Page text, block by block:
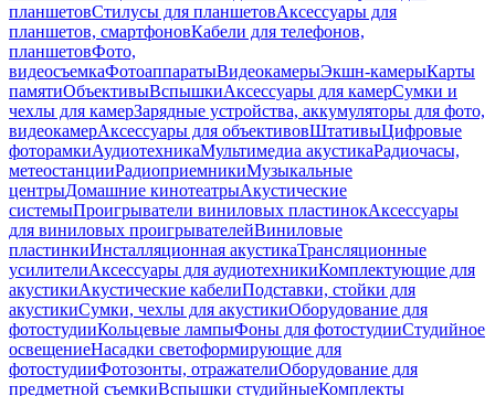
планшетовСтилусы для планшетовАксессуары для
планшетов, смартфоновКабели для телефонов,
планшетовФото,
видеосъемкаФотоаппаратыВидеокамерыЭкшн-камерыКарты
памятиОбъективыВспышкиАксессуары для камерСумки и
чехлы для камерЗарядные устройства, аккумуляторы для фото,
видеокамерАксессуары для объективовШтативыЦифровые
фоторамкиАудиотехникаМультимедиа акустикаРадиочасы,
метеостанцииРадиоприемникиМузыкальные
центрыДомашние кинотеатрыАкустические
системыПроигрыватели виниловых пластинокАксессуары
для виниловых проигрывателейВиниловые
пластинкиИнсталляционная акустикаТрансляционные
усилителиАксессуары для аудиотехникиКомплектующие для
акустикиАкустические кабелиПодставки, стойки для
акустикиСумки, чехлы для акустикиОборудование для
фотостудииКольцевые лампыФоны для фотостудииСтудийное
освещениеНасадки светоформирующие для
фотостудииФотозонты, отражателиОборудование для
предметной съемкиВспышки студийныеКомплекты